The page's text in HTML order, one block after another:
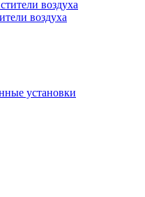
воздуха
установки